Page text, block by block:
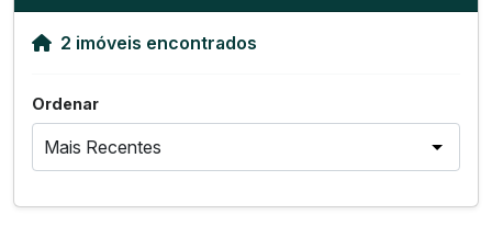
2 imóveis encontrados
Ordenar